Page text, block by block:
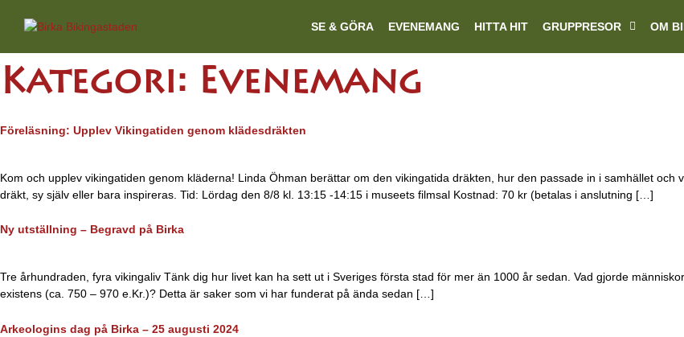
SE & GÖRA EVENEMANG HITTA HIT GRUPPRESOR OM
Kategori: Evenemang
Föreläsning: Upplev Vikingatiden genom klädesdräkten
Kom och upplev vikingatiden genom kläderna! Linda Öhman berättar om den vikingatida dräkten, hur den passade in i samhället
dräkt, sy själv eller bara inspireras. Tid: Lördag den 8/8 kl. 13:15 -14:15 i museets filmsal Kostnad: 70 kr (betalas i anslutning […]
Ny utställning – Begravd på Birka
Tre århundraden, fyra vikingaliv Tänk dig hur livet kan ha sett ut i Sveriges första stad för mer än 1000 år sedan. Vad gjorde
existens (ca. 750 – 970 e.Kr.)? Detta är saker som vi har funderat på ända sedan […]
Arkeologins dag på Birka – 25 augusti 2024